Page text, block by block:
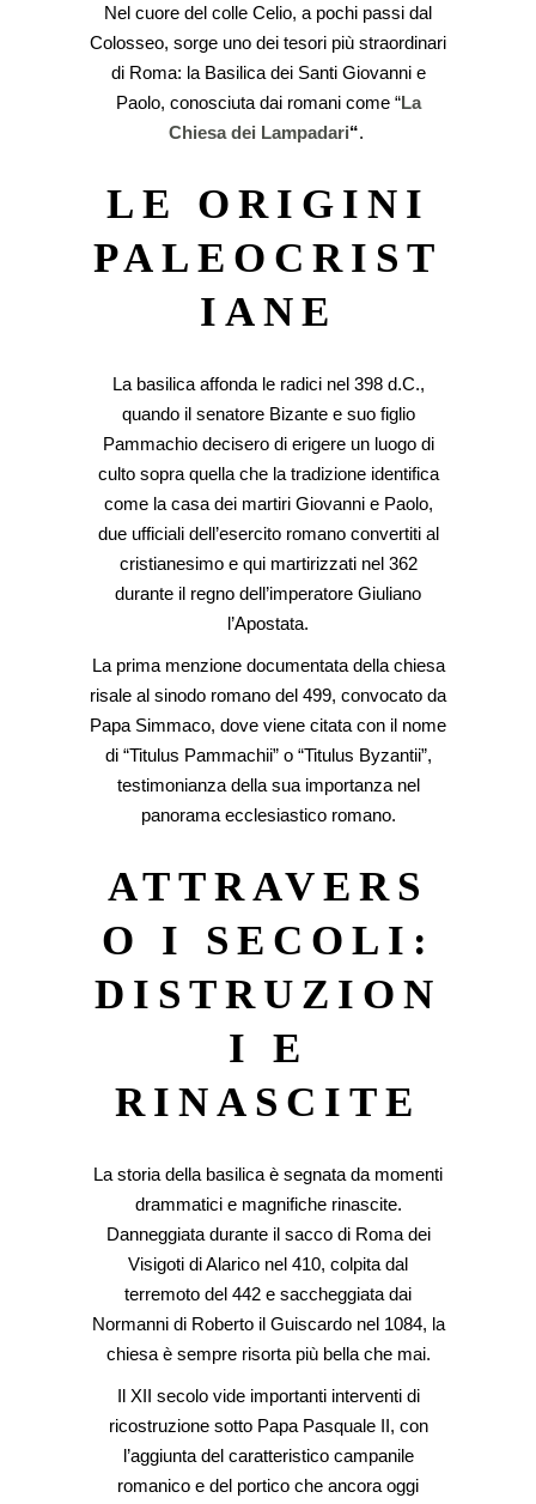
Nel cuore del colle Celio, a pochi passi dal
Colosseo, sorge uno dei tesori più straordinari
di Roma: la Basilica dei Santi Giovanni e
Paolo, conosciuta dai romani come “La
Chiesa dei Lampadari“.
LE ORIGINI
PALEOCRIST
IANE
La basilica affonda le radici nel 398 d.C.,
quando il senatore Bizante e suo figlio
Pammachio decisero di erigere un luogo di
culto sopra quella che la tradizione identifica
come la casa dei martiri Giovanni e Paolo,
due ufficiali dell’esercito romano convertiti al
cristianesimo e qui martirizzati nel 362
durante il regno dell’imperatore Giuliano
l’Apostata.
La prima menzione documentata della chiesa
risale al sinodo romano del 499, convocato da
Papa Simmaco, dove viene citata con il nome
di “Titulus Pammachii” o “Titulus Byzantii”,
testimonianza della sua importanza nel
panorama ecclesiastico romano.
ATTRAVERS
O I SECOLI:
DISTRUZION
I E
RINASCITE
La storia della basilica è segnata da momenti
drammatici e magnifiche rinascite.
Danneggiata durante il sacco di Roma dei
Visigoti di Alarico nel 410, colpita dal
terremoto del 442 e saccheggiata dai
Normanni di Roberto il Guiscardo nel 1084, la
chiesa è sempre risorta più bella che mai.
Il XII secolo vide importanti interventi di
ricostruzione sotto Papa Pasquale II, con
l’aggiunta del caratteristico campanile
romanico e del portico che ancora oggi